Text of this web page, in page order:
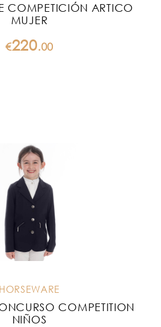
COMPETICIÓN ARTICO
MUJER
€220.00
HORSEWARE
COMPETITION
NIÑOS